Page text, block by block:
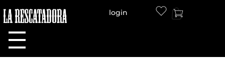
LA RESCATADORA
login